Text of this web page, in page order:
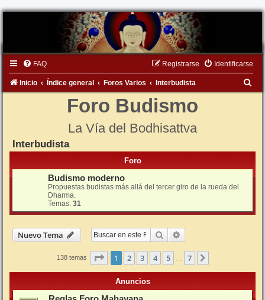
FAQ Identificarse
Registrarse
Inicio Índice general Foros Varios Interbudista
Foro Budismo
La Vía del Bodhisattva
Interbudista
Foro
Budismo moderno
Propuestas budistas más allá del tercer giro de la rueda del
Dharma.
Temas: 31
Nuevo Tema Buscar
138 temas Página de
1 2 3 4 5 7
Anuncios